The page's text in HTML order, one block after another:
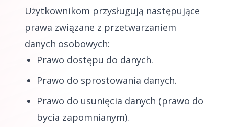
Użytkownikom przysługują następujące
prawa związane z przetwarzaniem
danych osobowych:
Prawo dostępu do danych.
Prawo do sprostowania danych.
Prawo do usunięcia danych (prawo do
bycia zapomnianym).